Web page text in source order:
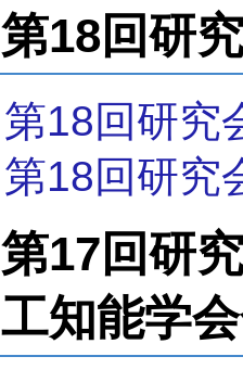
第18回研
第18回研究
第18回研究
第17回研
工知能学